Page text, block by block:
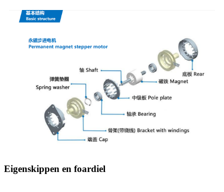
Eigenskippen en foardiel